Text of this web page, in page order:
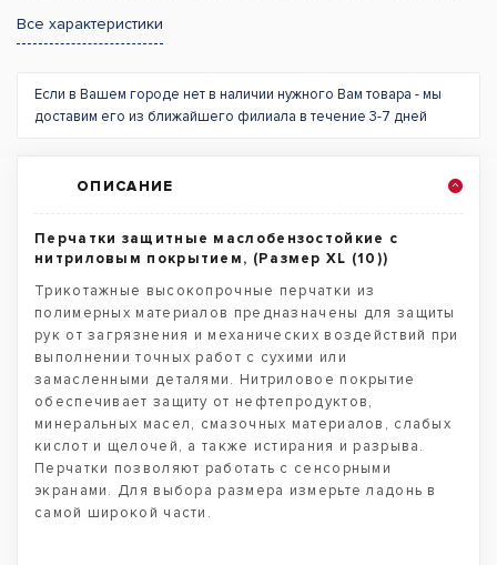
Все характеристики
Если в Вашем городе нет в наличии нужного Вам товара - мы
доставим его из ближайшего филиала в течение 3-7 дней
ОПИСАНИЕ
Перчатки защитные маслобензостойкие c
нитриловым покрытием, (Размер XL (10))
Трикотажные высокопрочные перчатки из
полимерных материалов предназначены для защиты
рук от загрязнения и механических воздействий при
выполнении точных работ с сухими или
замасленными деталями. Нитриловое покрытие
обеспечивает защиту от нефтепродуктов,
минеральных масел, смазочных материалов, слабых
кислот и щелочей, а также истирания и разрыва.
Перчатки позволяют работать с сенсорными
экранами. Для выбора размера измерьте ладонь в
самой широкой части.